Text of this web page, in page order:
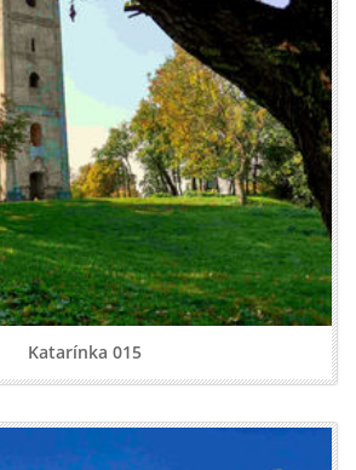
Katarínka 015